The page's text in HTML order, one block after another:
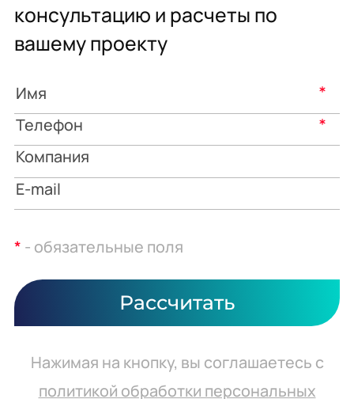
консультацию и расчеты по
вашему проекту
*
*
* - обязательные поля
Рассчитать
Нажимая на кнопку, вы соглашаетесь с
политикой обработки персональных